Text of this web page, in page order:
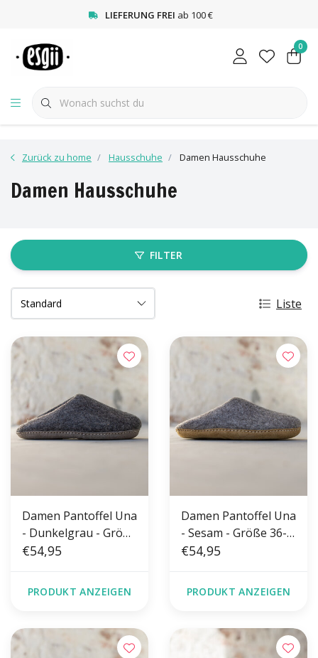
LIEFERUNG FREI ab 100 €
0
Zurück zu home Hausschuhe Damen Hausschuhe
Damen Hausschuhe
FILTER
Liste
Damen Pantoffel Una
- Dunkelgrau - Größe
36-41 - Weiche Sohle
€54,95
PRODUKT ANZEIGEN
Damen Pantoffel Una
- Sesam - Größe 36-
41 - Weiche Sohle
€54,95
PRODUKT ANZEIGEN